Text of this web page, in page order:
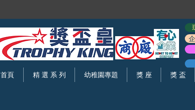
首頁 精 選 系 列 幼稚園專題 獎 座 獎 盃